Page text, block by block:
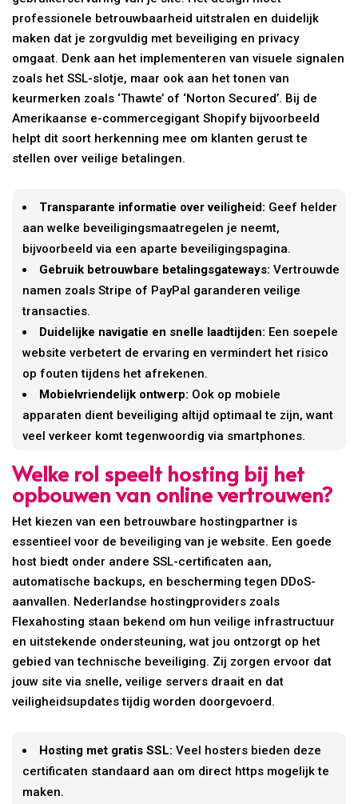
professionele betrouwbaarheid uitstralen en duidelijk
maken dat je zorgvuldig met beveiliging en privacy
omgaat. Denk aan het implementeren van visuele signalen
zoals het SSL-slotje, maar ook aan het tonen van
keurmerken zoals ‘Thawte’ of ‘Norton Secured’. Bij de
Amerikaanse e-commercegigant Shopify bijvoorbeeld
helpt dit soort herkenning mee om klanten gerust te
stellen over veilige betalingen.
Transparante informatie over veiligheid: Geef helder
aan welke beveiligingsmaatregelen je neemt,
bijvoorbeeld via een aparte beveiligingspagina.
Gebruik betrouwbare betalingsgateways: Vertrouwde
namen zoals Stripe of PayPal garanderen veilige
transacties.
Duidelijke navigatie en snelle laadtijden: Een soepele
website verbetert de ervaring en vermindert het risico
op fouten tijdens het afrekenen.
Mobielvriendelijk ontwerp: Ook op mobiele
apparaten dient beveiliging altijd optimaal te zijn, want
veel verkeer komt tegenwoordig via smartphones.
Welke rol speelt hosting bij het
opbouwen van online vertrouwen?
Het kiezen van een betrouwbare hostingpartner is
essentieel voor de beveiliging van je website. Een goede
host biedt onder andere SSL-certificaten aan,
automatische backups, en bescherming tegen DDoS-
aanvallen. Nederlandse hostingproviders zoals
Flexahosting staan bekend om hun veilige infrastructuur
en uitstekende ondersteuning, wat jou ontzorgt op het
gebied van technische beveiliging. Zij zorgen ervoor dat
jouw site via snelle, veilige servers draait en dat
veiligheidsupdates tijdig worden doorgevoerd.
Hosting met gratis SSL: Veel hosters bieden deze
certificaten standaard aan om direct https mogelijk te
maken.